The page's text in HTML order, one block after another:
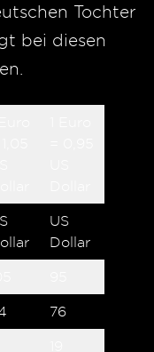
Tochter
bei diesen
US
Dollar
76